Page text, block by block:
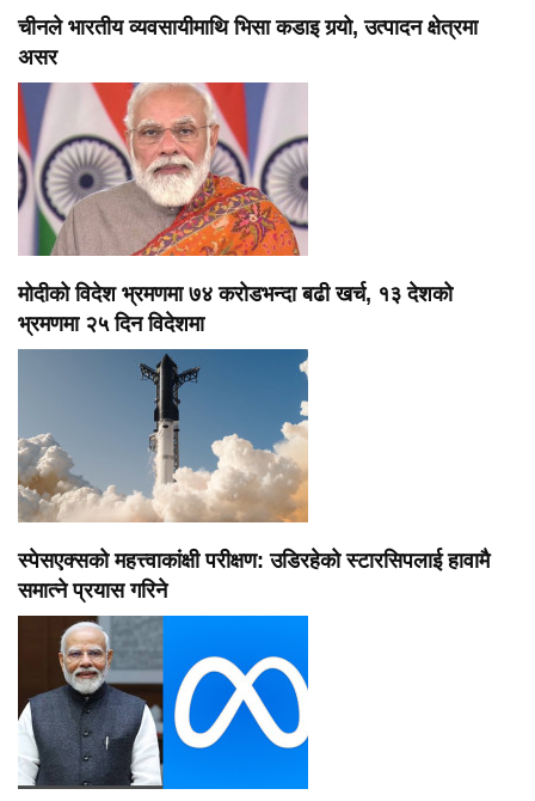
चीनले भारतीय व्यवसायीमाथि भिसा कडाइ गर्‍यो, उत्पादन क्षेत्रमा
असर
मोदीको विदेश भ्रमणमा ७४ करोडभन्दा बढी खर्च, १३ देशको
भ्रमणमा २५ दिन विदेशमा
स्पेसएक्सको महत्त्वाकांक्षी परीक्षण: उडिरहेको स्टारसिपलाई हावामै
समात्ने प्रयास गरिने